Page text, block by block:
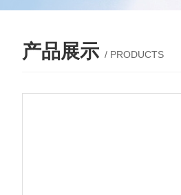
产品展示 / PRODUCTS